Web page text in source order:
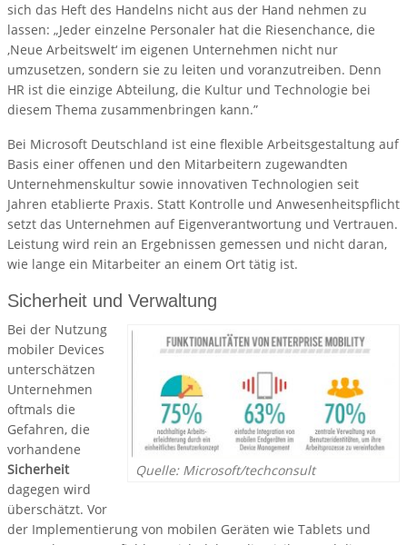
sich das Heft des Handelns nicht aus der Hand nehmen zu
lassen: „Jeder einzelne Personaler hat die Riesenchance, die
‚Neue Arbeitswelt‘ im eigenen Unternehmen nicht nur
umzusetzen, sondern sie zu leiten und voranzutreiben. Denn
HR ist die einzige Abteilung, die Kultur und Technologie bei
diesem Thema zusammenbringen kann.”
Bei Microsoft Deutschland ist eine flexible Arbeitsgestaltung auf
Basis einer offenen und den Mitarbeitern zugewandten
Unternehmenskultur sowie innovativen Technologien seit
Jahren etablierte Praxis. Statt Kontrolle und Anwesenheitspflicht
setzt das Unternehmen auf Eigenverantwortung und Vertrauen.
Leistung wird rein an Ergebnissen gemessen und nicht daran,
wie lange ein Mitarbeiter an einem Ort tätig ist.
Sicherheit und Verwaltung
Quelle: Microsoft/techconsult
Bei der Nutzung
mobiler Devices
unterschätzen
Unternehmen
oftmals die
Gefahren, die
vorhandene
Sicherheit
dagegen wird
überschätzt. Vor
der Implementierung von mobilen Geräten wie Tablets und